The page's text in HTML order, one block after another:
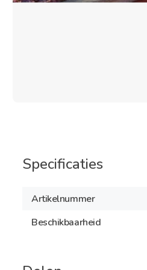
Specificaties
Artikelnummer
Beschikbaarheid